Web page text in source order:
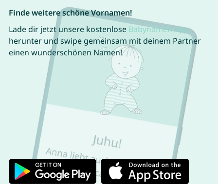
Finde weitere schöne Vornamen!
Lade dir jetzt unsere kostenlose Babynamen App
herunter und swipe gemeinsam mit deinem Partner
einen wunderschönen Namen!